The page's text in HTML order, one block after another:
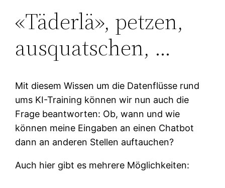
«Täderlä», petzen,
ausquatschen, …
Mit diesem Wissen um die Datenflüsse rund
ums KI-Training können wir nun auch die
Frage beantworten: Ob, wann und wie
können meine Eingaben an einen Chatbot
dann an anderen Stellen auftauchen?
Auch hier gibt es mehrere Möglichkeiten: